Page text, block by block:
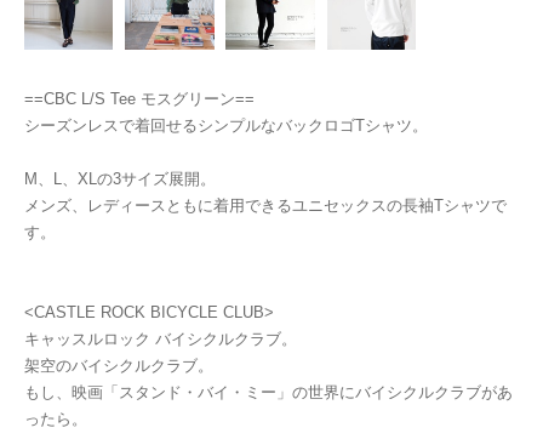
==CBC L/S Tee モスグリーン==
シーズンレスで着回せるシンプルなバックロゴTシャツ。
M、L、XLの3サイズ展開。
メンズ、レディースともに着用できるユニセックスの長袖Tシャツで
す。
<CASTLE ROCK BICYCLE CLUB>
キャッスルロック バイシクルクラブ。
架空のバイシクルクラブ。
もし、映画「スタンド・バイ・ミー」の世界にバイシクルクラブがあ
ったら。